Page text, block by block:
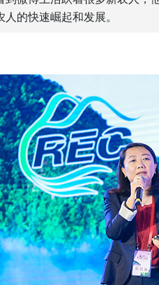
的快速崛起和发展。